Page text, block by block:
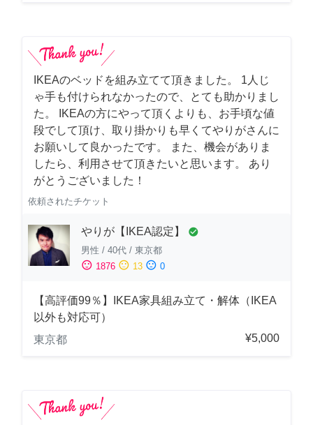
IKEAのベッドを組み立てて頂きました。 1人じ
ゃ手も付けられなかったので、とても助かりまし
た。 IKEAの方にやって頂くよりも、お手頃な値
段でして頂け、取り掛かりも早くてやりがさんに
お願いして良かったです。 また、機会がありま
したら、利用させて頂きたいと思います。 あり
がとうございました！
依頼されたチケット
やりが【IKEA認定】 check_circle
男性 / 40代 / 東京都
sentiment_satisfied 1876 sentiment_neutral 13 sentiment_dissatisfied 0
【高評価99％】IKEA家具組み立て・解体（IKEA
以外も対応可）
東京都
¥5,000